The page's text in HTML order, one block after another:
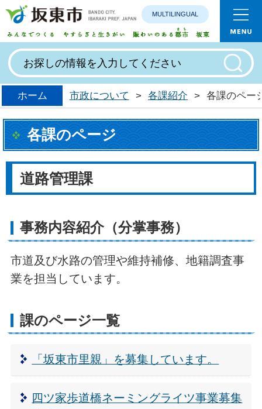
みんなで
MULTILINGUAL
ホーム 市政について > 各課紹介 > 各課のペー
各課のページ
道路管理課
事務内容紹介（分掌事務）
市道及び水路の管理や維持補修、地籍調査事
業を担当しています。
課のページ一覧
「坂東市里親」を募集しています。
四ツ家歩道橋ネーミングライツ事業募集